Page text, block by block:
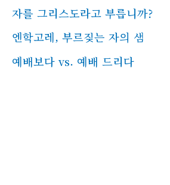
자를 그리스도라고 부릅니까?
엔학고레, 부르짖는 자의 샘
예배보다 vs. 예배 드리다